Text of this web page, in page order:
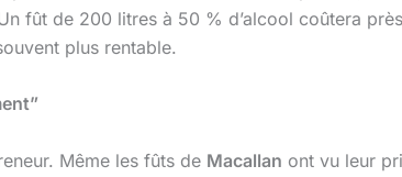
fût de 200 litres à 50 % d’alcool coûtera
plus rentable.
Même les fûts de Macallan ont vu leur